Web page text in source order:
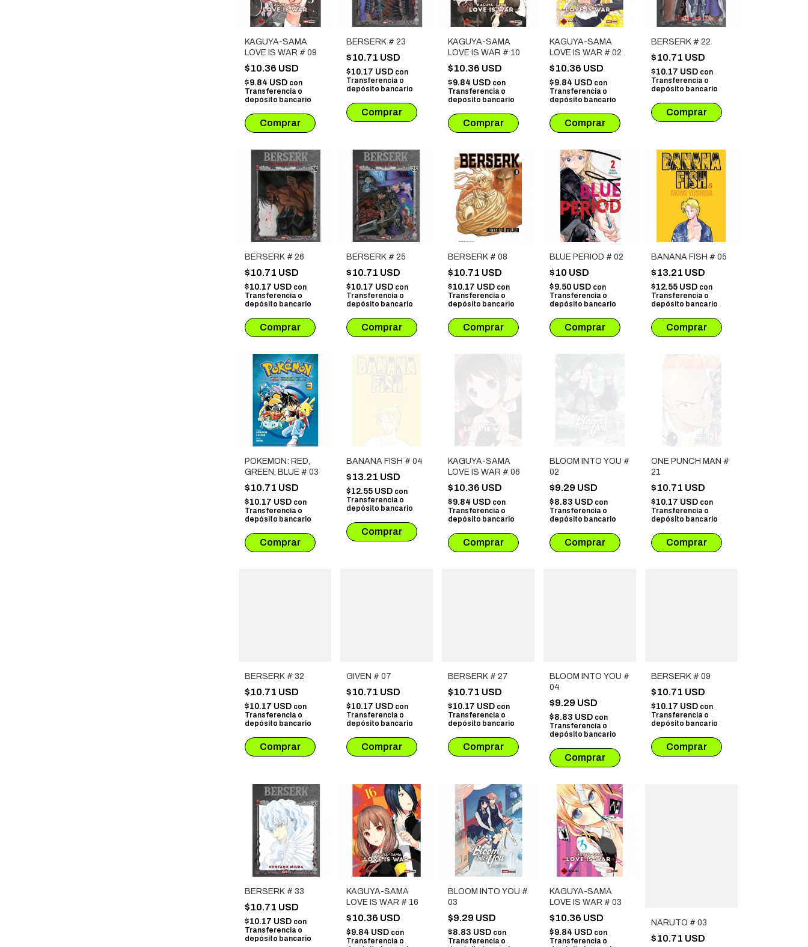
KAGUYA-SAMA
LOVE IS WAR # 09
$10.36 USD
$9.84 USD con
Transferencia o
depósito bancario
BERSERK # 23
$10.71 USD
$10.17 USD con
Transferencia o
depósito bancario
KAGUYA-SAMA
LOVE IS WAR # 10
$10.36 USD
$9.84 USD con
Transferencia o
depósito bancario
KAGUYA-SAMA
LOVE IS WAR # 02
$10.36 USD
$9.84 USD con
Transferencia o
depósito bancario
BERSERK # 22
$10.71 USD
$10.17 USD con
Transferencia o
depósito bancario
BERSERK # 26
$10.71 USD
$10.17 USD con
Transferencia o
depósito bancario
BERSERK # 25
$10.71 USD
$10.17 USD con
Transferencia o
depósito bancario
BERSERK # 08
$10.71 USD
$10.17 USD con
Transferencia o
depósito bancario
BLUE PERIOD # 02
$10 USD
$9.50 USD con
Transferencia o
depósito bancario
BANANA FISH # 05
$13.21 USD
$12.55 USD con
Transferencia o
depósito bancario
POKEMON: RED,
GREEN, BLUE # 03
$10.71 USD
$10.17 USD con
Transferencia o
depósito bancario
BANANA FISH # 04
$13.21 USD
$12.55 USD con
Transferencia o
depósito bancario
KAGUYA-SAMA
LOVE IS WAR # 06
$10.36 USD
$9.84 USD con
Transferencia o
depósito bancario
BLOOM INTO YOU #
02
$9.29 USD
$8.83 USD con
Transferencia o
depósito bancario
ONE PUNCH MAN #
21
$10.71 USD
$10.17 USD con
Transferencia o
depósito bancario
BERSERK # 32
$10.71 USD
$10.17 USD con
Transferencia o
depósito bancario
GIVEN # 07
$10.71 USD
$10.17 USD con
Transferencia o
depósito bancario
BERSERK # 27
$10.71 USD
$10.17 USD con
Transferencia o
depósito bancario
BLOOM INTO YOU #
04
$9.29 USD
$8.83 USD con
Transferencia o
depósito bancario
BERSERK # 09
$10.71 USD
$10.17 USD con
Transferencia o
depósito bancario
BERSERK # 33
$10.71 USD
$10.17 USD con
Transferencia o
depósito bancario
KAGUYA-SAMA
LOVE IS WAR # 16
$10.36 USD
$9.84 USD con
Transferencia o
BLOOM INTO YOU #
03
$9.29 USD
$8.83 USD con
Transferencia o
KAGUYA-SAMA
LOVE IS WAR # 03
$10.36 USD
$9.84 USD con
Transferencia o
NARUTO # 03
$10.71 USD